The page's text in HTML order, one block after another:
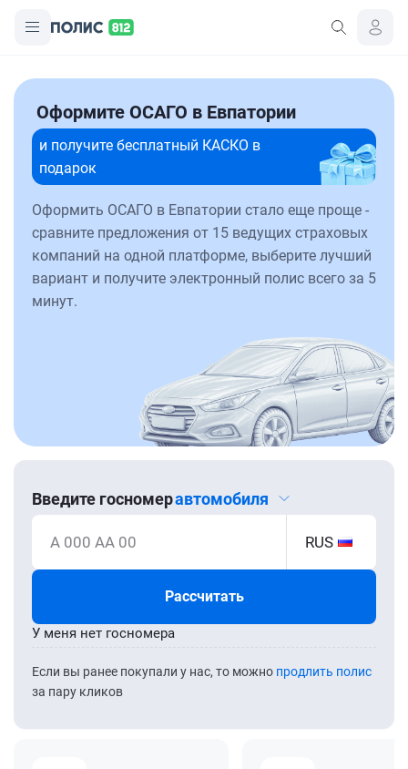
Оформите ОСАГО в Евпатории
и получите бесплатный КАСКО в
подарок
Оформить ОСАГО в Евпатории стало еще проще -
сравните предложения от 15 ведущих страховых
компаний на одной платформе, выберите лучший
вариант и получите электронный полис всего за 5
минут.
Введите госномеравтомобиля
А 000 АА 00 RUS
Рассчитать
Если вы ранее покупали у нас, то можно продлить полис
за пару кликов
У меня нет госномера